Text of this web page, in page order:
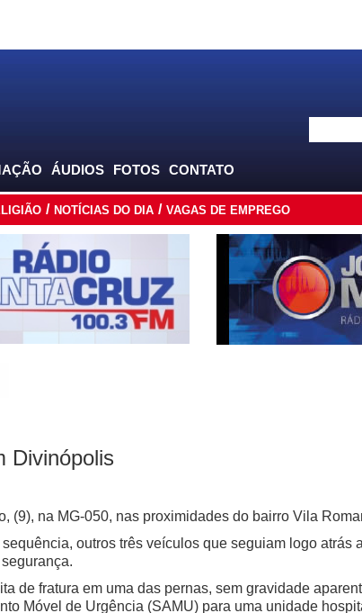
ÁUDIOS FOTOS CONTATO
NOTÍCIAS DO DIA VAGAS DE EMPREGO
Divinópolis
na MG-050, nas proximidades do bairro Vila
outros três veículos que seguiam logo atrás
de fratura em uma das pernas, sem gravidade
Móvel de Urgência (SAMU) para uma unidade